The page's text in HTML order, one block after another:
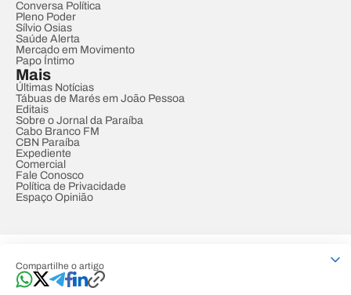
Compartilhe o artigo
Conversa Política
Pleno Poder
Sílvio Osias
Saúde Alerta
Mercado em Movimento
Papo Íntimo
Mais
Últimas Notícias
Tábuas de Marés em João Pessoa
Editais
Sobre o Jornal da Paraíba
Cabo Branco FM
CBN Paraíba
Expediente
Comercial
Fale Conosco
Política de Privacidade
Espaço Opinião
Developed by Designed by